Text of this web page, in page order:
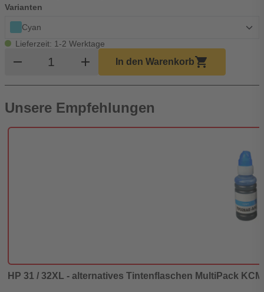
Varianten
Cyan
Lieferzeit: 1-2 Werktage
remove Produkt Warenkorb Menge
add In den Warenkorbshopping_cart
Unsere Empfehlungen
HP 31 / 32XL - alternatives Tintenflaschen MultiPack